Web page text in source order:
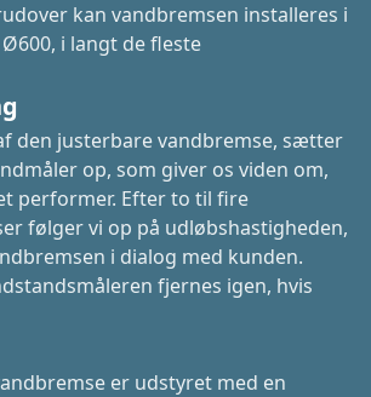
kan vandbremsen installeres i
i langt de fleste
den justerbare vandbremse, sætter
op, som giver os viden om,
performer. Efter to til fire
følger vi op på udløbshastigheden,
i dialog med kunden.
fjernes igen, hvis
er udstyret med en